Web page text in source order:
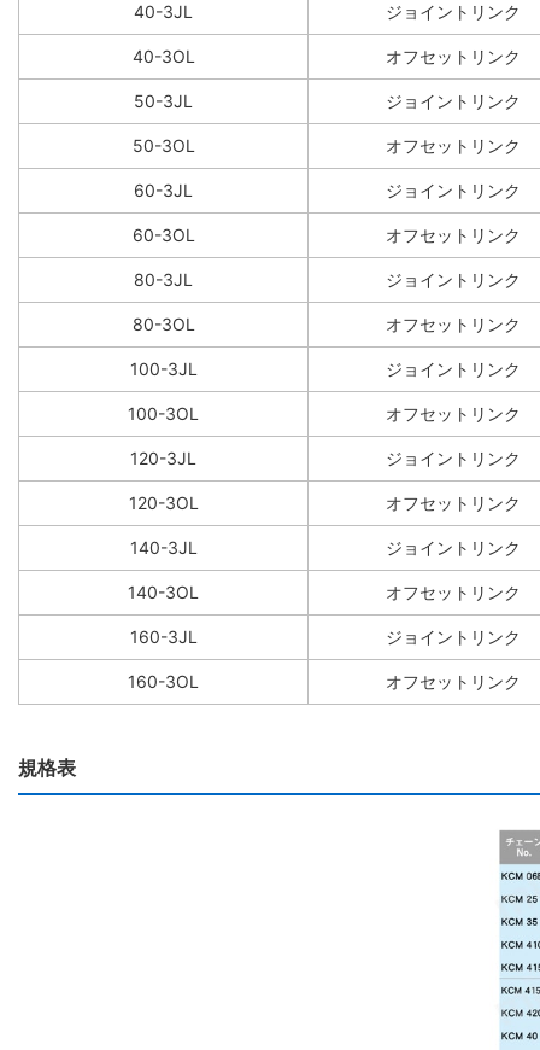
40-3JL ジョイントリンク
40-3OL オフセットリンク
50-3JL ジョイントリンク
50-3OL オフセットリンク
60-3JL ジョイントリンク
60-3OL オフセットリンク
80-3JL ジョイントリンク
80-3OL オフセットリンク
100-3JL ジョイントリンク
100-3OL オフセットリンク
120-3JL ジョイントリンク
120-3OL オフセットリンク
140-3JL ジョイントリンク
140-3OL オフセットリンク
160-3JL ジョイントリンク
160-3OL オフセットリンク
規格表